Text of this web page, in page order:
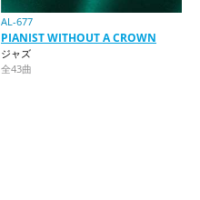
AL-677
PIANIST WITHOUT A CROWN
ジャズ
全43曲